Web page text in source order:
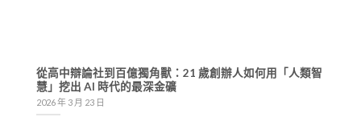
從高中辯論社到百億獨角獸：21 歲創辦人如何用「人類智
慧」挖出 AI 時代的最深金礦
2026 年 3 月 23 日